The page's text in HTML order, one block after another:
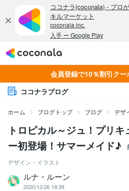
会員登録で10％割引クー
ココナラブログ
ホーム ブログトップ ブログ デザ
トロピカル～ジュ！プリ
ー初登場！サマーメイド♪
デザイン・イラスト
ルナ・ルーン
2020/12/26 19:39